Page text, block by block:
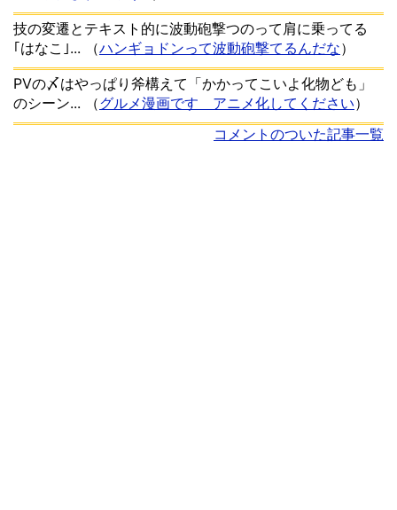
技の変遷とテキスト的に波動砲撃つのって肩に乗ってる
｢はなこ｣...
（ハンギョドンって波動砲撃てるんだな）
PVの〆はやっぱり斧構えて「かかってこいよ化物ども」
のシーン...
（グルメ漫画です アニメ化してください）
コメントのついた記事一覧